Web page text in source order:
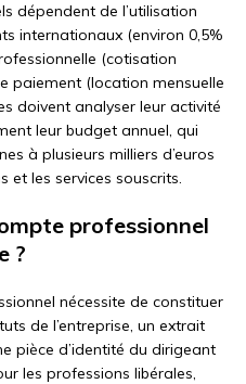
dépendent de l’utilisation
internationaux (environ 0,5%
(cotisation
paiement (location mensuelle
doivent analyser leur activité
leur budget annuel, qui
à plusieurs milliers d’euros
et les services souscrits.
professionnel
?
nécessite de constituer
de l’entreprise, un extrait
pièce d’identité du dirigeant
les professions libérales,